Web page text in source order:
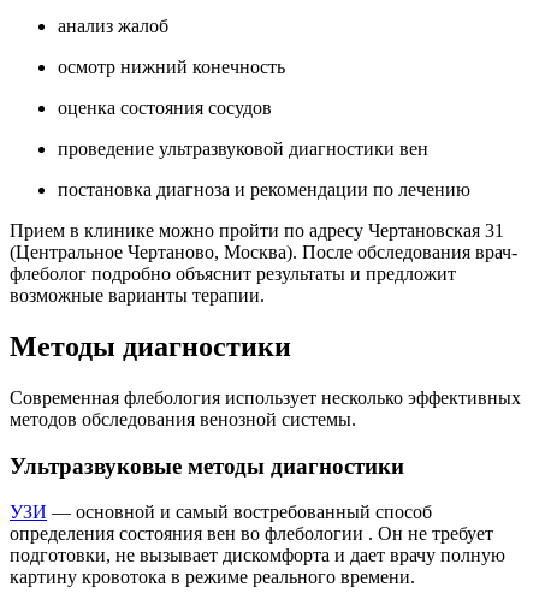
анализ жалоб
осмотр нижний конечность
оценка состояния сосудов
проведение ультразвуковой диагностики вен
постановка диагноза и рекомендации по лечению
Прием в клинике можно пройти по адресу Чертановская 31
(Центральное Чертаново, Москва). После обследования врач-
флеболог подробно объяснит результаты и предложит
возможные варианты терапии.
Методы диагностики
Современная флебология использует несколько эффективных
методов обследования венозной системы.
Ультразвуковые методы диагностики
УЗИ — основной и самый востребованный способ
определения состояния вен во флебологии . Он не требует
подготовки, не вызывает дискомфорта и дает врачу полную
картину кровотока в режиме реального времени.